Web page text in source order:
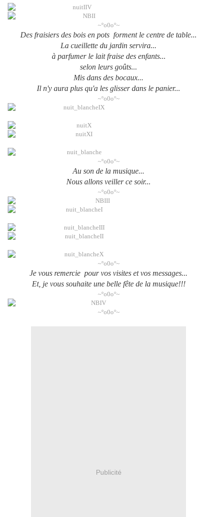
~°o0o°~
Des fraisiers des bois en pots forment le centre de table...
La cueillette du jardin servira...
à parfumer le lait fraise des enfants...
selon leurs goûts...
Mis dans des bocaux...
Il n'y aura plus qu'a les glisser dans le panier...
~°o0o°~
~°o0o°~
Au son de la musique...
Nous allons veiller ce soir...
~°o0o°~
~°o0o°~
Je vous remercie pour vos visites et vos messages...
Et, je vous souhaite une belle fête de la musique!!!
~°o0o°~
~°o0o°~
Publicité